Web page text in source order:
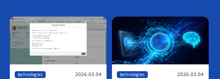
technologies 2026.03.04 technologies 2026.03.04